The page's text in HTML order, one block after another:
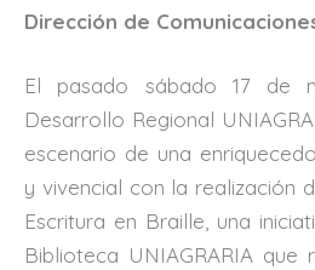
Dirección de Comunicaciones
El pasado sábado 17 de
Desarrollo Regional
escenario de una
y vivencial con la realización
Escritura en Braille, una
Biblioteca UNIAGRARIA que